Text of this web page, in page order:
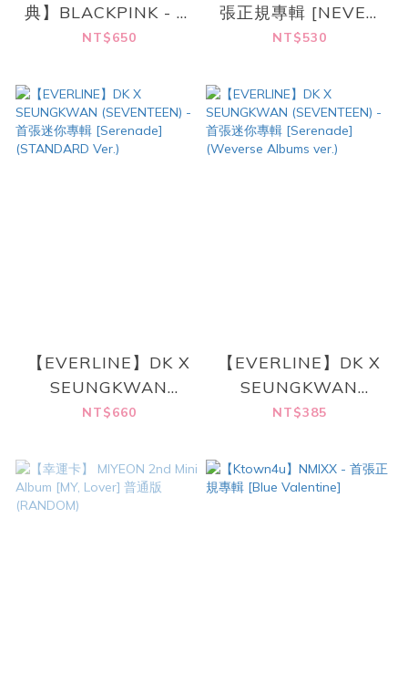
典】BLACKPINK - 第
3張迷你專輯
/ PINK Ver.
(Random.)
NT$650
張正規專輯 [NEVER
SAY NEVER]
NT$530
【EVERLINE】DK X
SEUNGKWAN
(SEVENTEEN) - 首張
(STANDARD Ver.)
NT$660
【EVERLINE】DK X
SEUNGKWAN
(SEVENTEEN) - 首張
(Weverse Albums
ver.)
NT$385